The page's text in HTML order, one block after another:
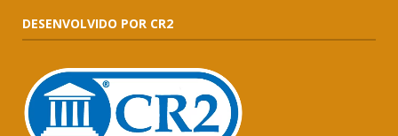
DESENVOLVIDO POR CR2